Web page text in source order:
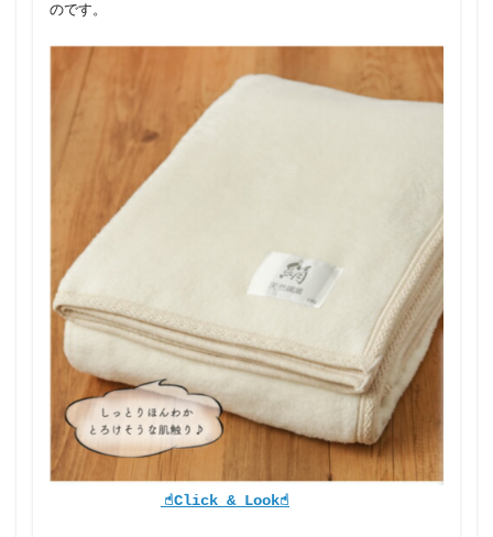
のです。
☝︎Click & Look☝︎